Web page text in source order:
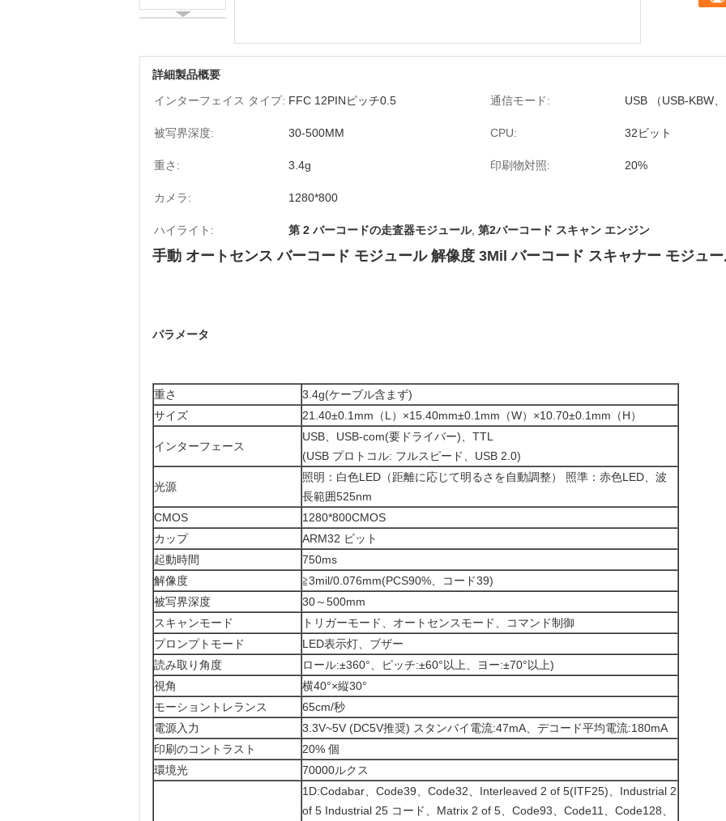
詳細製品概要
インターフェイス タイプ: FFC 12PINピッチ0.5 通信モード: USB （USB-KBW
被写界深度: 30-500MM CPU: 32ビット
重さ: 3.4g 印刷物対照: 20%
カメラ: 1280*800
ハイライト: 第 2 バーコードの走査器モジュール, 第2バーコード スキャン エンジン
手動 オートセンス バーコード モジュール 解像度 3Mil バーコード スキャナー モジュ
パラメータ
重さ
3.4g(ケーブル含まず)
サイズ
21.40±0.1mm（L）×15.40mm±0.1mm（W）×10.70±0.1mm（H）
インターフェース
USB、USB-com(要ドライバー)、TTL
(USB プロトコル: フルスピード、USB 2.0)
光源
照明：白色LED（距離に応じて明るさを自動調整） 照準：赤色LED、波
長範囲525nm
CMOS
1280*800CMOS
カップ
ARM32 ビット
起動時間
750ms
解像度
≧3mil/0.076mm(PCS90%、コード39)
被写界深度
30～500mm
スキャンモード
トリガーモード、オートセンスモード、コマンド制御
プロンプトモード
LED表示灯、ブザー
読み取り角度
ロール:±360°、ピッチ:±60°以上、ヨー:±70°以上)
視角
横40°×縦30°
モーショントレランス
65cm/秒
電源入力
3.3V~5V (DC5V推奨) スタンバイ電流:47mA、デコード平均電流:180mA
印刷のコントラスト
20% 個
環境光
70000ルクス
1D:Codabar、Code39、Code32、Interleaved 2 of 5(ITF25)、Industrial 2
of 5 Industrial 25 コード、Matrix 2 of 5、Code93、Code11、Code128、